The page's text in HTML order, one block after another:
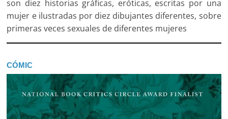
son diez historias gráficas, eróticas, escritas por una
mujer e ilustradas por diez dibujantes diferentes, sobre
primeras veces sexuales de diferentes mujeres
CÓMIC